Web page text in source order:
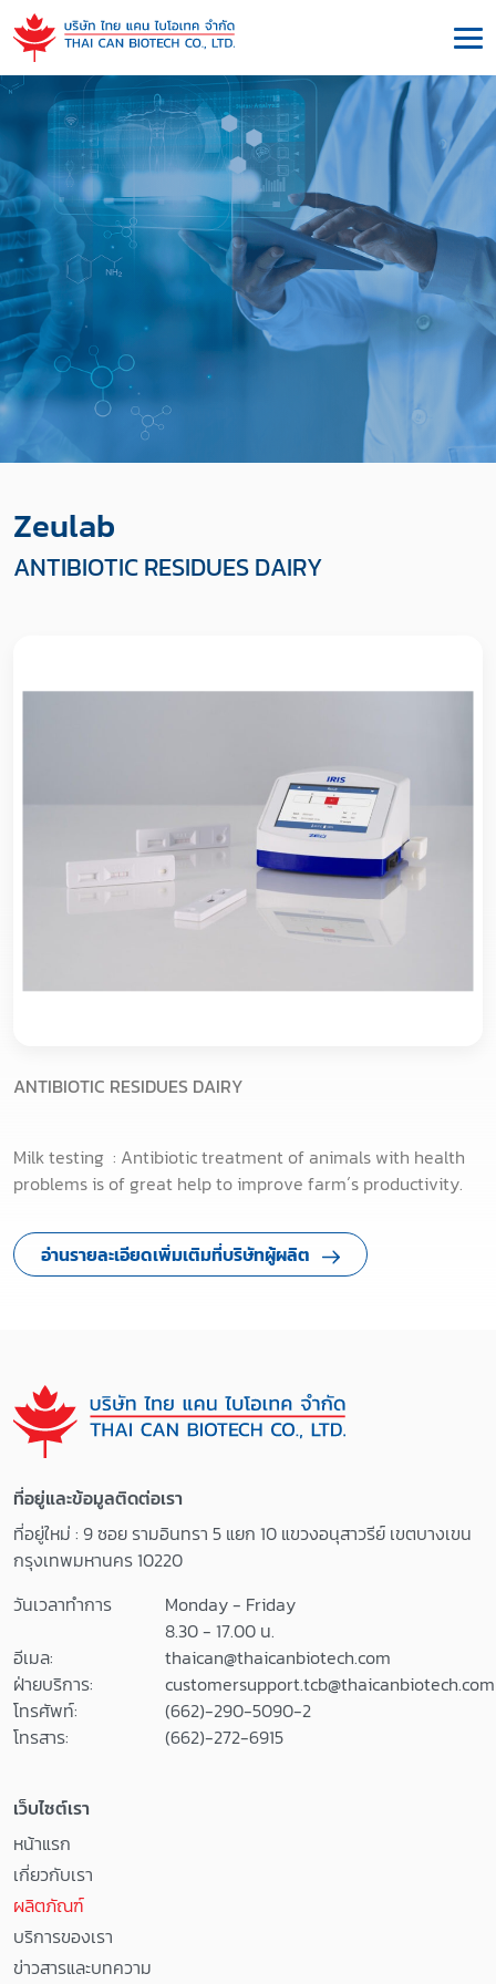
Zeulab
ANTIBIOTIC RESIDUES DAIRY
ANTIBIOTIC RESIDUES DAIRY
Milk testing : Antibiotic treatment of animals with health
problems is of great help to improve farm´s productivity.
อ่านรายละเอียดเพิ่มเติมที่บริษัทผู้ผลิต
ที่อยู่และข้อมูลติดต่อเรา
ที่อยู่ใหม่ : 9 ซอย รามอินทรา 5 แยก 10 แขวงอนุสาวรีย์ เขตบางเขน
กรุงเทพมหานคร 10220
วันเวลาทำการ
Monday - Friday
8.30 - 17.00 น.
อีเมล:
thaican@thaicanbiotech.com
ฝ่ายบริการ:
customersupport.tcb@thaicanbiotech.com
โทรศัพท์:
(662)-290-5090-2
โทรสาร:
(662)-272-6915
เว็บไซต์เรา
หน้าแรก
เกี่ยวกับเรา
ผลิตภัณฑ์
บริการของเรา
ข่าวสารและบทความ